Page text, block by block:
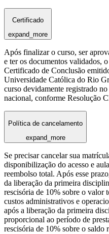
Certificado
expand_more
Após finalizar o curso, ser
e ter os documentos validados,
Certificado de Conclusão
Universidade Católica do Rio
curso devidamente registrado
nacional, conforme Resolução
Política de cancelamento
expand_more
Se precisar cancelar sua
disponibilização do acesso e
reembolso total. Após esse
da liberação da primeira
rescisória de 10% sobre o valor
custos administrativos e
após a liberação da primeira
proporcional ao período de
rescisória de 10% sobre o saldo